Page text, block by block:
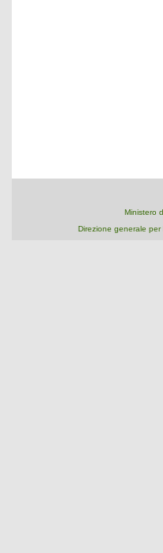
Ministero
Direzione generale